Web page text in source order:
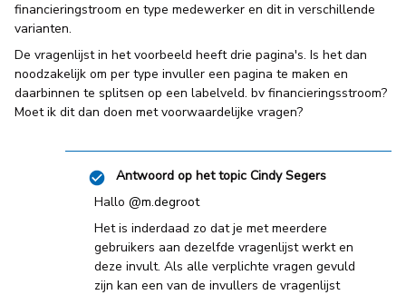
financieringstroom en type medewerker en dit in verschillende
varianten.
De vragenlijst in het voorbeeld heeft drie pagina's. Is het dan
noodzakelijk om per type invuller een pagina te maken en
daarbinnen te splitsen op een labelveld. bv financieringsstroom?
Moet ik dit dan doen met voorwaardelijke vragen?
Antwoord op het topic Cindy Segers
Hallo @m.degroot
Het is inderdaad zo dat je met meerdere
gebruikers aan dezelfde vragenlijst werkt en
deze invult. Als alle verplichte vragen gevuld
zijn kan een van de invullers de vragenlijst